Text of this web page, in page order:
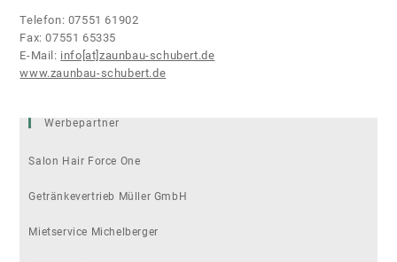
Telefon: 07551 61902
Fax: 07551 65335
E-Mail: info[at]zaunbau-schubert.de
www.zaunbau-schubert.de
Werbepartner
Salon Hair Force One
Getränkevertrieb Müller GmbH
Mietservice Michelberger